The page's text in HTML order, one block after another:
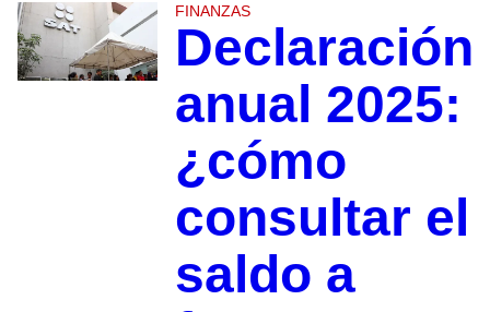
FINANZAS
Declaración
anual 2025:
¿cómo
consultar el
saldo a